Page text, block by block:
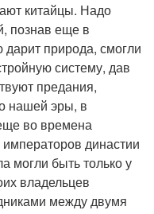
китайцы. Надо
познав еще в
дарит природа, смогли
систему, дав
предания,
нашей эры, в
во времена
династии
могли быть только у
владельцев
между двумя